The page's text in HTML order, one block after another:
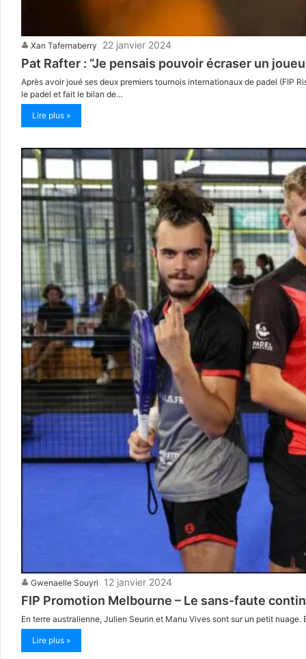
Xan Tafernaberry 22 janvier 2024
Pat Rafter : “Je pensais pouvoir écraser un
Après avoir joué ses deux premiers tournois internationaux de padel (FIP
le padel et fait le bilan de…
Lire plus »
Gwenaelle Souyri 12 janvier 2024
FIP Promotion Melbourne – Le sans-faute
En terre australienne, Julien Seurin et Manu Vives sont sur un petit
Lire plus »